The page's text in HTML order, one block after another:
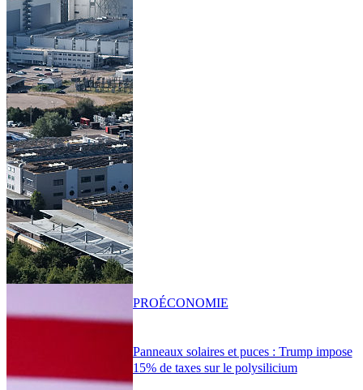
Panneaux solaires et puces : Trump impose
15% de taxes sur le polysilicium
PROÉCONOMIE